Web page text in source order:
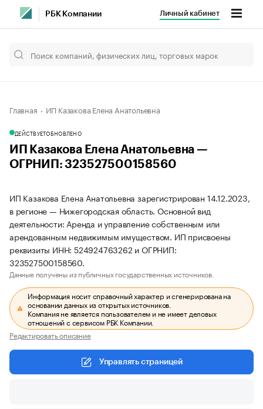
РБК Компании Личный кабинет
Главная ИП Казакова Елена Анатольевна
ДЕЙСТВУЕТОБНОВЛЕНО
ИП Казакова Елена Анатольевна —
ОГРНИП: 323527500158560
ИП Казакова Елена Анатольевна зарегистрирован 14.12.2023,
в регионе — Нижегородская область. Основной вид
деятельности: Аренда и управление собственным или
арендованным недвижимым имуществом. ИП присвоены
реквизиты ИНН: 524924763262 и ОГРНИП:
323527500158560.
Данные получены из публичных государственных источников.
Информация носит справочный характер и сгенерирована на
основании данных из открытых источников.
Компания не является пользователем и не имеет деловых
отношений с сервисом РБК Компании.
Редактировать описание
Управлять страницей